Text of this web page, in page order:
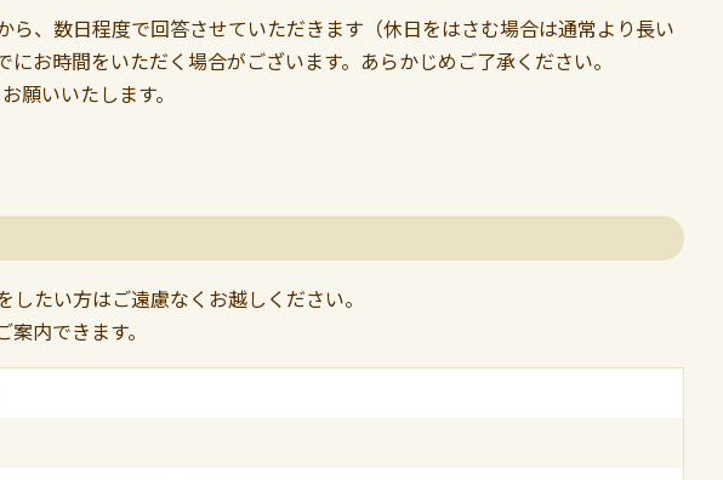
、数日程度で回答させていただきます（休日をはさむ場合は通常より長い
お時間をいただく場合がございます。あらかじめご了承ください。
願いいたします。
たい方はご遠慮なくお越しください。
内できます。